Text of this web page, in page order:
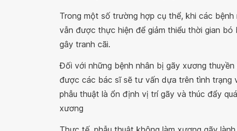
Trong một số trường hợp cụ thể, khi các
vẫn được thực hiện để giảm thiểu thời gian
gây tranh cãi.
Đối với những bệnh nhân bị gãy xương
được các bác sĩ sẽ tư vấn dựa trên tình trạng
phẫu thuật là ổn định vị trí gãy và thúc đẩy
xương